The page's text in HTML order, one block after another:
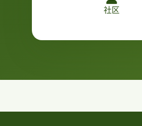
社区